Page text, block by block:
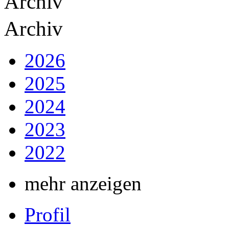
Archiv
2026
2025
2024
2023
2022
mehr anzeigen
Profil